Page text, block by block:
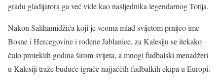
gradu gladijatora ga već vide kao nasljednika legendarnog Totija.
Nakon Salihamidžića koji je veoma mlad svijetom prnijeo ime
Bosne i Hercegovine i rođene Jablanice, za Kalesiju se itekako
čulo proteklih godina širom svijeta, a mnogi fudbalski menadžeri
u Kalesiji traže buduće igrače najjaččih fudbalkih ekipa u Europi.